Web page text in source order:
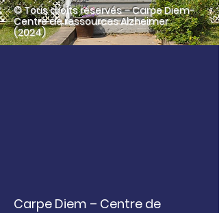
© Tous droits réservés – Carpe Diem-
Centre de ressources Alzheimer
(2024)
Carpe Diem – Centre de